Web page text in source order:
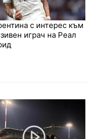
с интерес към
играч на Реал